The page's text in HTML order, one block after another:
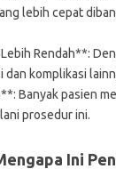
lebih cepat
Rendah**:
dan komplikasi
Banyak pasien
prosedur ini.
Ini